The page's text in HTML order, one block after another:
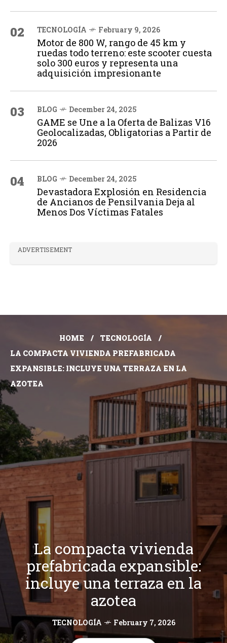
02 TECNOLOGÍA February 9, 2026
Motor de 800 W, rango de 45 km y
ruedas todo terreno: este scooter cuesta
solo 300 euros y representa una
adquisición impresionante
03 BLOG December 24, 2025
GAME se Une a la Oferta de Balizas V16
Geolocalizadas, Obligatorias a Partir de
2026
04 BLOG December 24, 2025
Devastadora Explosión en Residencia
de Ancianos de Pensilvania Deja al
Menos Dos Víctimas Fatales
ADVERTISEMENT
HOME
TECNOLOGÍA
LA COMPACTA VIVIENDA PREFABRICADA
EXPANSIBLE: INCLUYE UNA TERRAZA EN LA
AZOTEA
La compacta vivienda
prefabricada expansible:
incluye una terraza en la
azotea
TECNOLOGÍA February 7, 2026